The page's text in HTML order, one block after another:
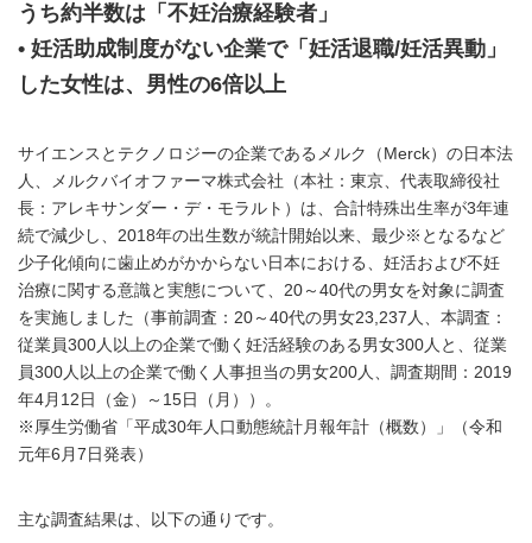
うち約半数は「不妊治療経験者」
• 妊活助成制度がない企業で「妊活退職/妊活異動」
した女性は、男性の6倍以上
サイエンスとテクノロジーの企業であるメルク（Merck）の日本法
人、メルクバイオファーマ株式会社（本社：東京、代表取締役社
長：アレキサンダー・デ・モラルト）は、合計特殊出生率が3年連
続で減少し、2018年の出生数が統計開始以来、最少※となるなど
少子化傾向に歯止めがかからない日本における、妊活および不妊
治療に関する意識と実態について、20～40代の男女を対象に調査
を実施しました（事前調査：20～40代の男女23,237人、本調査：
従業員300人以上の企業で働く妊活経験のある男女300人と、従業
員300人以上の企業で働く人事担当の男女200人、調査期間：2019
年4月12日（金）～15日（月））。
※厚生労働省「平成30年人口動態統計月報年計（概数）」（令和
元年6月7日発表）
主な調査結果は、以下の通りです。